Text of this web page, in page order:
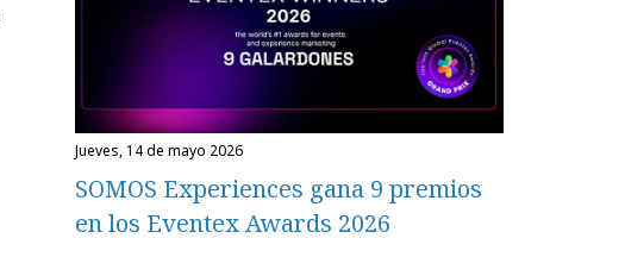
jueves, 14 de mayo 2026
SOMOS Experiences gana 9 premios
en los Eventex Awards 2026